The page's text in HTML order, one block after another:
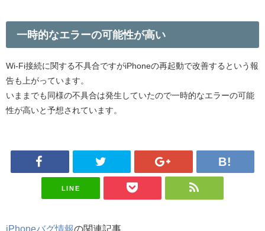
一時的なエラーの可能性が高い
Wi-Fi接続に関する不具合ですがiPhoneの再起動で改善するという報
告も上がっています。
いままでも同様の不具合は発生していたので一時的なエラーの可能
性が高いと予想されています。
LINE
iPhoneバグ情報の関連記事